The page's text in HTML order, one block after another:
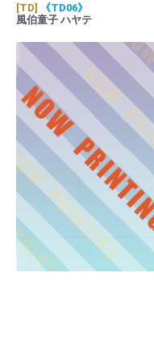
[TD]
《TD06》
風伯童子 ハヤテ